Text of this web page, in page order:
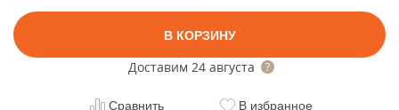
В КОРЗИНУ
Доставим 24 августа
Сравнить В избранное